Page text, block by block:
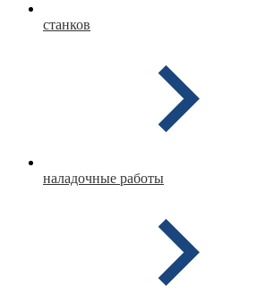
станков
наладочные работы